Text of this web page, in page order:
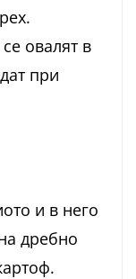
овалят в
при
и в него
дребно